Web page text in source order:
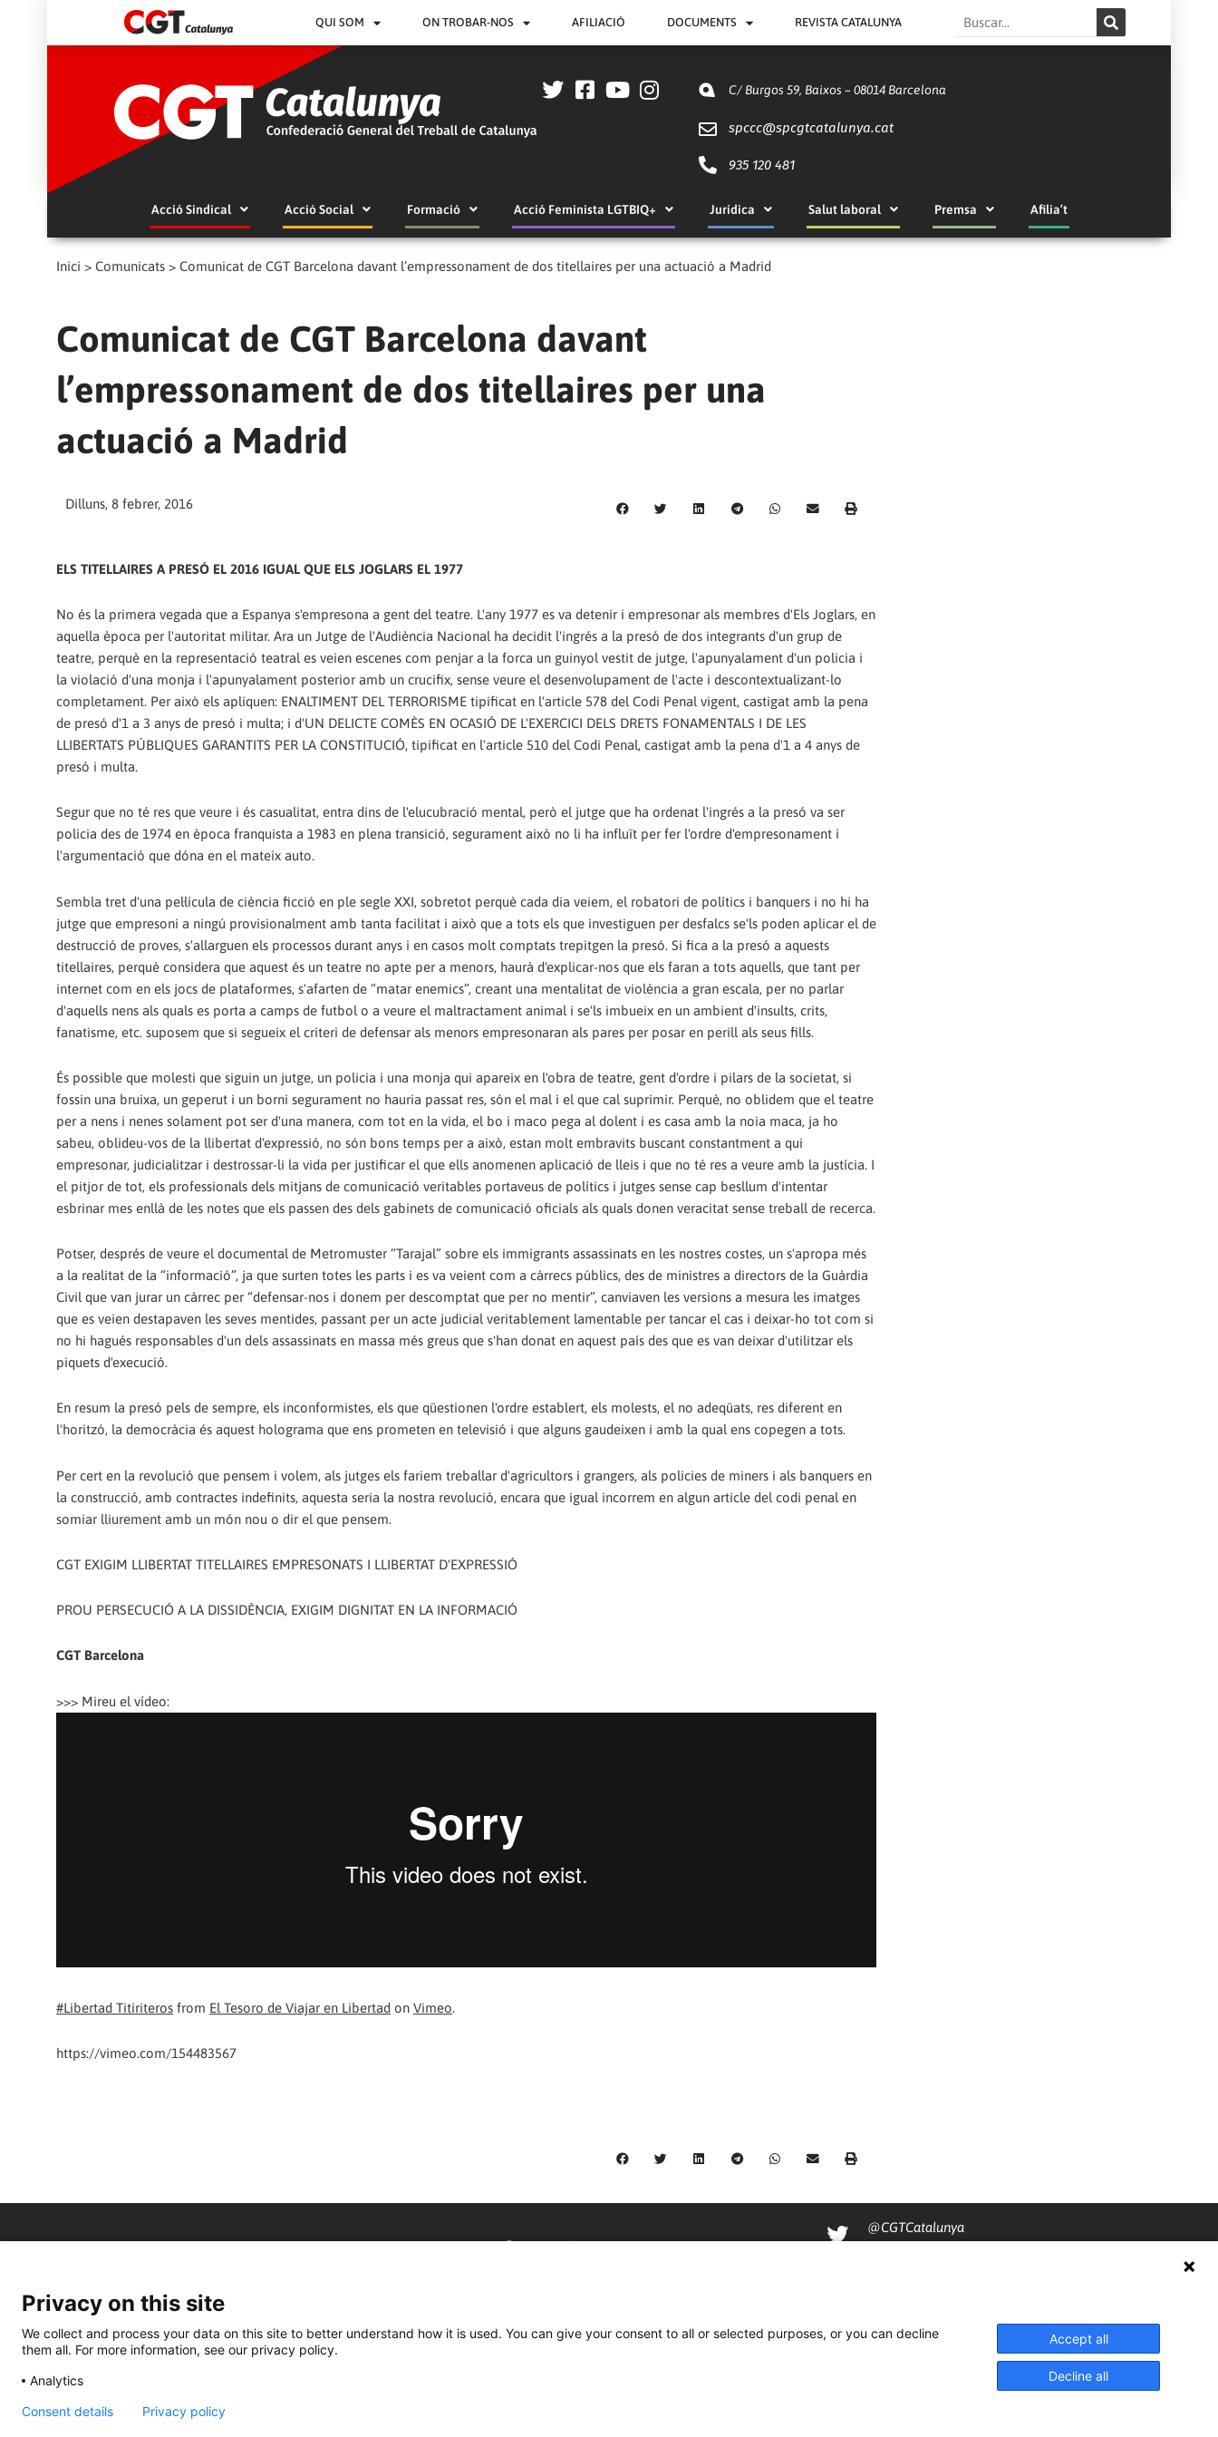
QUI SOM ON TROBAR-NOS AFILIACIÓ DOCUMENTS REVISTA CATALUNYA Search
C/ Burgos 59, Baixos – 08014 Barcelona
spccc@spcgtcatalunya.cat
935 120 481
Acció Sindical Acció Social Formació Acció Feminista LGTBIQ+ Jurídica Salut laboral Premsa Afilia’t
Inici > Comunicats > Comunicat de CGT Barcelona davant l’empressonament de dos titellaires per una actuació a Madrid
Comunicat de CGT Barcelona davant
l’empressonament de dos titellaires per una
actuació a Madrid
Dilluns, 8 febrer, 2016
ELS TITELLAIRES A PRESÓ EL 2016 IGUAL QUE ELS JOGLARS EL 1977
No és la primera vegada que a Espanya s'empresona a gent del teatre. L'any 1977 es va detenir i empresonar als membres d'Els Joglars, en
aquella època per l'autoritat militar. Ara un Jutge de l'Audiència Nacional ha decidit l'ingrés a la presó de dos integrants d'un grup de
teatre, perquè en la representació teatral es veien escenes com penjar a la forca un guinyol vestit de jutge, l'apunyalament d'un policia i
la violació d'una monja i l'apunyalament posterior amb un crucifix, sense veure el desenvolupament de l'acte i descontextualizant-lo
completament. Per això els apliquen: ENALTIMENT DEL TERRORISME tipificat en l'article 578 del Codi Penal vigent, castigat amb la pena
de presó d'1 a 3 anys de presó i multa; i d'UN DELICTE COMÈS EN OCASIÓ DE L'EXERCICI DELS DRETS FONAMENTALS I DE LES
LLIBERTATS PÚBLIQUES GARANTITS PER LA CONSTITUCIÓ, tipificat en l'article 510 del Codi Penal, castigat amb la pena d'1 a 4 anys de
presó i multa.
Segur que no té res que veure i és casualitat, entra dins de l'elucubració mental, però el jutge que ha ordenat l'ingrés a la presó va ser
policia des de 1974 en època franquista a 1983 en plena transició, segurament això no li ha influït per fer l'ordre d'empresonament i
l'argumentació que dóna en el mateix auto.
Sembla tret d'una pel·lícula de ciència ficció en ple segle XXI, sobretot perquè cada dia veiem, el robatori de polítics i banquers i no hi ha
jutge que empresoni a ningú provisionalment amb tanta facilitat i això que a tots els que investiguen per desfalcs se'ls poden aplicar el de
destrucció de proves, s'allarguen els processos durant anys i en casos molt comptats trepitgen la presó. Si fica a la presó a aquests
titellaires, perquè considera que aquest és un teatre no apte per a menors, haurà d'explicar-nos que els faran a tots aquells, que tant per
internet com en els jocs de plataformes, s'afarten de “matar enemics”, creant una mentalitat de violència a gran escala, per no parlar
d'aquells nens als quals es porta a camps de futbol o a veure el maltractament animal i se'ls imbueix en un ambient d'insults, crits,
fanatisme, etc. suposem que si segueix el criteri de defensar als menors empresonaran als pares per posar en perill als seus fills.
És possible que molesti que siguin un jutge, un policia i una monja qui apareix en l'obra de teatre, gent d'ordre i pilars de la societat, si
fossin una bruixa, un geperut i un borni segurament no hauria passat res, són el mal i el que cal suprimir. Perquè, no oblidem que el teatre
per a nens i nenes solament pot ser d'una manera, com tot en la vida, el bo i maco pega al dolent i es casa amb la noia maca, ja ho
sabeu, oblideu-vos de la llibertat d'expressió, no són bons temps per a això, estan molt embravits buscant constantment a qui
empresonar, judicialitzar i destrossar-li la vida per justificar el que ells anomenen aplicació de lleis i que no té res a veure amb la justícia. I
el pitjor de tot, els professionals dels mitjans de comunicació veritables portaveus de polítics i jutges sense cap besllum d'intentar
esbrinar mes enllà de les notes que els passen des dels gabinets de comunicació oficials als quals donen veracitat sense treball de recerca.
Potser, després de veure el documental de Metromuster “Tarajal” sobre els immigrants assassinats en les nostres costes, un s'apropa més
a la realitat de la “informació”, ja que surten totes les parts i es va veient com a càrrecs públics, des de ministres a directors de la Guàrdia
Civil que van jurar un càrrec per “defensar-nos i donem per descomptat que per no mentir”, canviaven les versions a mesura les imatges
que es veien destapaven les seves mentides, passant per un acte judicial veritablement lamentable per tancar el cas i deixar-ho tot com si
no hi hagués responsables d'un dels assassinats en massa més greus que s'han donat en aquest país des que es van deixar d'utilitzar els
piquets d'execució.
En resum la presó pels de sempre, els inconformistes, els que qüestionen l'ordre establert, els molests, el no adeqüats, res diferent en
l'horitzó, la democràcia és aquest holograma que ens prometen en televisió i que alguns gaudeixen i amb la qual ens copegen a tots.
Per cert en la revolució que pensem i volem, als jutges els fariem treballar d'agricultors i grangers, als policies de miners i als banquers en
la construcció, amb contractes indefinits, aquesta seria la nostra revolució, encara que igual incorrem en algun article del codi penal en
somiar lliurement amb un món nou o dir el que pensem.
CGT EXIGIM LLIBERTAT TITELLAIRES EMPRESONATS I LLIBERTAT D'EXPRESSIÓ
PROU PERSECUCIÓ A LA DISSIDÈNCIA, EXIGIM DIGNITAT EN LA INFORMACIÓ
CGT Barcelona
>>> Mireu el vídeo:
#Libertad Titiriteros from El Tesoro de Viajar en Libertad on Vimeo.
https://vimeo.com/154483567
@CGTCatalunya
cgtcatalunya
Privacy on this site
We collect and process your data on this site to better understand how it is used. You can give your consent to all or selected purposes, or you can decline
them all. For more information, see our privacy policy.
Analytics
Accept all
Decline all
Consent details Privacy policy